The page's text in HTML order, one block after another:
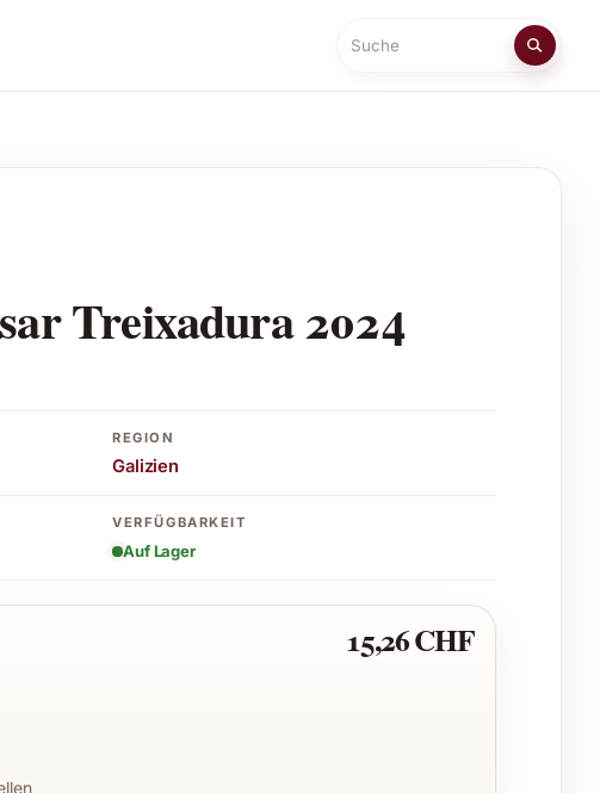
Suche
Treixadura 2024
REGION
Galizien
VERFÜGBARKEIT
Auf Lager
15,26 CHF